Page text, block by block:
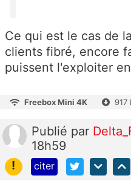
Ce qui est le cas de
clients fibré, encore
puissent l'exploiter
Freebox Mini 4K 917
Publié par
18h59
!
citer